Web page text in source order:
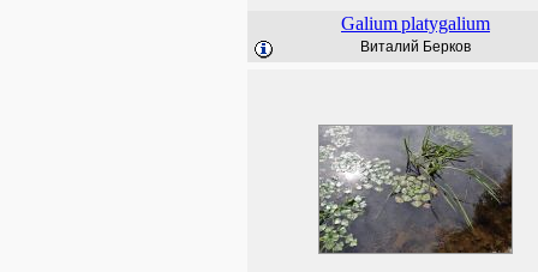
Galiumplatygalium
Виталий Берков